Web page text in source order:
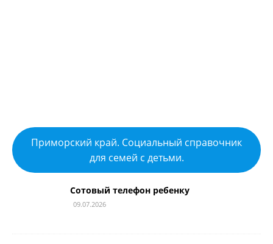
Приморский край. Социальный справочник
для семей с детьми.
Сотовый телефон ребенку
09.07.2026